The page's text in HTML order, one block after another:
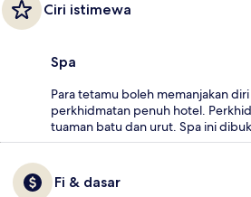
Ciri istimewa
Spa
Para tetamu boleh memanjakan
perkhidmatan penuh hotel.
tuaman batu dan urut. Spa ini
Fi & dasar